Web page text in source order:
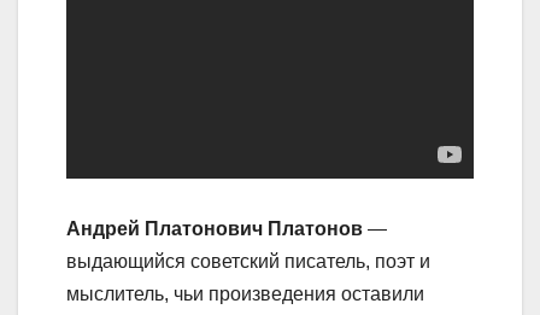
Андрей Платонович Платонов —
выдающийся советский писатель, поэт и
мыслитель, чьи произведения оставили